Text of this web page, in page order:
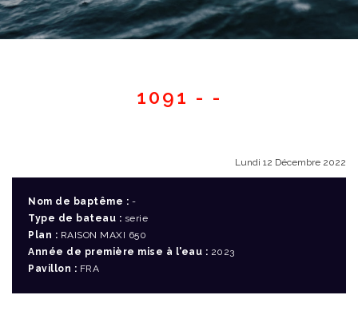
1091 - -
Lundi 12 Décembre 2022
Nom de baptême : -
Type de bateau : serie
Plan : RAISON MAXI 650
Année de première mise à l'eau : 2023
Pavillon : FRA